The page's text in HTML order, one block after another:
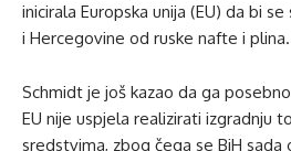
inicirala Europska unija (EU) da bi
i Hercegovine od ruske nafte i plina.
Schmidt je još kazao da ga
EU nije uspjela realizirati izgradnju
sredstvima, zbog čega se BiH sada